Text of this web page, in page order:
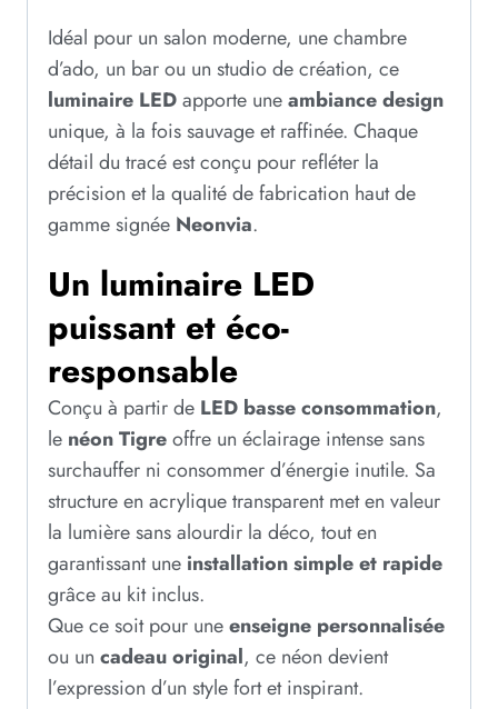
Idéal pour un salon moderne, une chambre
d’ado, un bar ou un studio de création, ce
luminaire LEDapporte uneambiance design
unique, à la fois sauvage et raffinée. Chaque
détail du tracé est conçu pour refléter la
précision et la qualité de fabrication haut de
gamme signée Neonvia.
Un luminaire LED
puissant et éco-
responsable
Conçu à partir de LED basse consommation,
le néon Tigreoffre un éclairage intense sans
surchauffer ni consommer d’énergie inutile. Sa
structure en acrylique transparent met en valeur
la lumière sans alourdir la déco, tout en
garantissant une installation simple et rapide
grâce au kit inclus.
Que ce soit pour uneenseigne personnalisée
ou un cadeau original, ce néon devient
l’expression d’un style fort et inspirant.